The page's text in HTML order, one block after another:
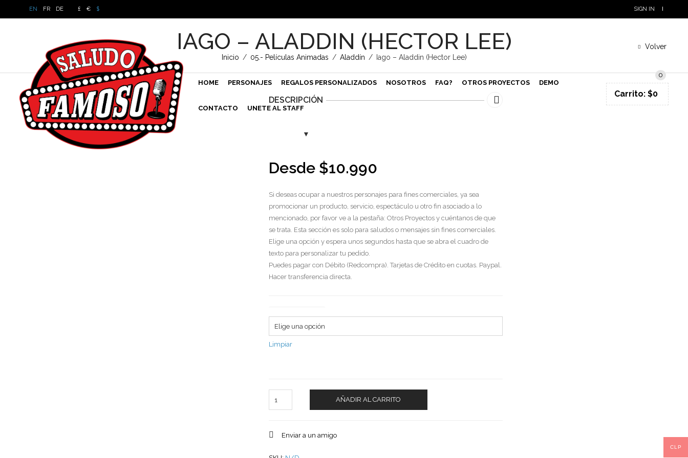
EN FR DE £ € $ SIGN IN
HOME PERSONAJES REGALOS PERSONALIZADOS NOSOTROS FAQ? OTROS PROYECTOS DEMO
CONTACTO UNETE AL STAFF
0
Carrito: $0
IAGO – ALADDIN (HECTOR LEE)
Inicio / 05.- Películas Animadas / Aladdín / Iago – Aladdin (Hector Lee)
Volver
DESCRIPCIÓN
Desde $10.990
Si deseas ocupar a nuestros personajes para fines comerciales, ya sea
promocionar un producto, servicio, espectáculo u otro fin asociado a lo
mencionado, por favor ve a la pestaña: Otros Proyectos y cuéntanos de que
se trata. Esta sección es solo para saludos o mensajes sin fines comerciales.
Elige una opción y espera unos segundos hasta que se abra el cuadro de
texto para personalizar tu pedido.
Puedes pagar con Débito (Redcompra). Tarjetas de Crédito en cuotas. Paypal.
Hacer transferencia directa.
Limpiar
AÑADIR AL CARRITO
Enviar a un amigo
CLP